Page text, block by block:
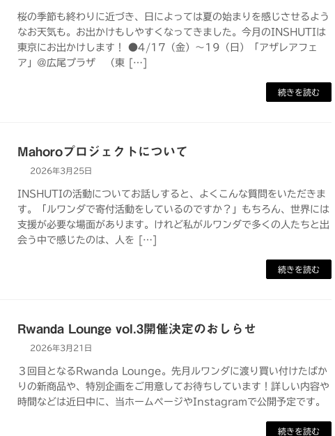
桜の季節も終わりに近づき、日によっては夏の始まりを感じさせるよう
なお天気も。お出かけもしやすくなってきました。今月のINSHUTIは
東京にお出かけします！ ●4/17（金）～19（日）「アザレアフェ
ア」＠広尾プラザ （東 […]
続きを読む
Mahoroプロジェクトについて
2026年3月25日
INSHUTIの活動についてお話しすると、よくこんな質問をいただきま
す。「ルワンダで寄付活動をしているのですか？」もちろん、世界には
支援が必要な場面があります。けれど私がルワンダで多くの人たちと出
会う中で感じたのは、人を […]
続きを読む
Rwanda Lounge vol.3開催決定のおしらせ
2026年3月21日
３回目となるRwanda Lounge。先月ルワンダに渡り買い付けたばか
りの新商品や、特別企画をご用意してお待ちしています！詳しい内容や
時間などは近日中に、当ホームページやInstagramで公開予定です。
続きを読む